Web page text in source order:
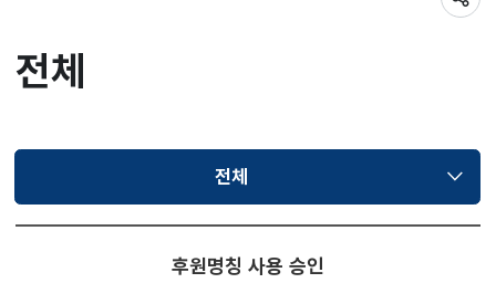
전체
전체선택됨
후원명칭 사용 승인